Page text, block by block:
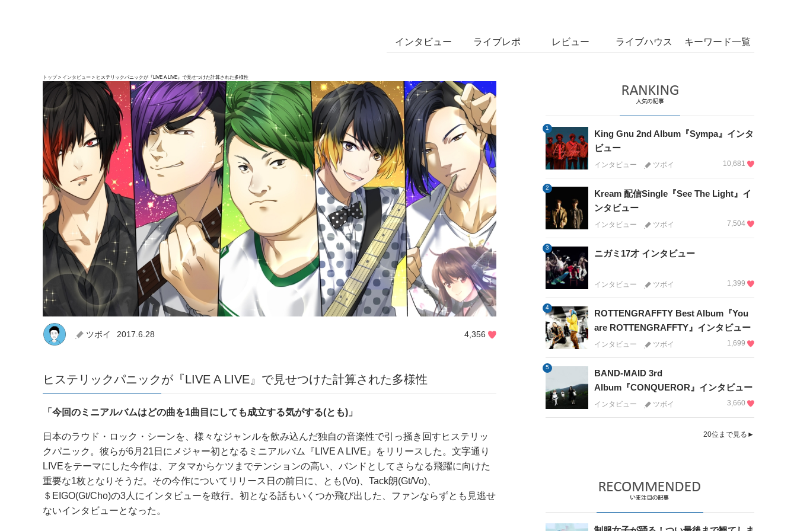
インタビュー ライブレポ レビュー ライブハウス キーワード一覧
トップ インタビュー ヒステリックパニックが『LIVE A LIVE』で見せつけた計算された多様性
ツボイ 2017.6.28 4,356
ヒステリックパニックが『LIVE A LIVE』で見せつけた計算された多様性
「今回のミニアルバムはどの曲を1曲目にしても成立する気がする(とも)」
日本のラウド・ロック・シーンを、様々なジャンルを飲み込んだ独自の音楽性で引っ掻き回すヒステリッ
クパニック。彼らが6月21日にメジャー初となるミニアルバム『LIVE A LIVE』をリリースした。文字通り
LIVEをテーマにした今作は、アタマからケツまでテンションの高い、バンドとしてさらなる飛躍に向けた
重要な1枚となりそうだ。その今作についてリリース日の前日に、とも(Vo)、Tack朗(Gt/Vo)、
＄EIGO(Gt/Cho)の3人にインタビューを敢行。初となる話もいくつか飛び出した、ファンならずとも見逃せ
ないインタビューとなった。
1
King Gnu 2nd Album『Sympa』インタ
ビュー
インタビュー ツボイ 10,681
2
Kream 配信Single『See The Light』イ
ンタビュー
インタビュー ツボイ 7,504
3
ニガミ17才 インタビュー
インタビュー ツボイ 1,399
4
ROTTENGRAFFTY Best Album『You
are ROTTENGRAFFTY』インタビュー
インタビュー ツボイ 1,699
5
BAND-MAID 3rd
Album『CONQUEROR』インタビュー
インタビュー ツボイ 3,660
20位まで見る►